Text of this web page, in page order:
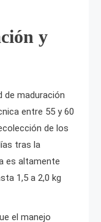
y
de maduración
entre 55 y 60
de los
tras la
es altamente
1,5 a 2,0 kg
el manejo